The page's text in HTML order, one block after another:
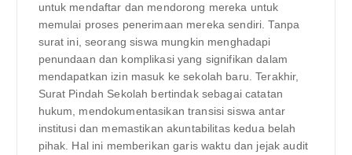
untuk mendaftar dan mendorong mereka untuk
memulai proses penerimaan mereka sendiri. Tanpa
surat ini, seorang siswa mungkin menghadapi
penundaan dan komplikasi yang signifikan dalam
mendapatkan izin masuk ke sekolah baru. Terakhir,
Surat Pindah Sekolah bertindak sebagai catatan
hukum, mendokumentasikan transisi siswa antar
institusi dan memastikan akuntabilitas kedua belah
pihak. Hal ini memberikan garis waktu dan jejak audit